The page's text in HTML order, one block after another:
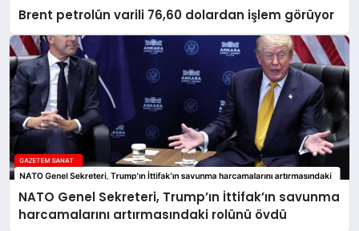
Brent petrolün varili 76,60 dolardan işlem görüyor
NATO Genel Sekreteri, Trump’ın İttifak’ın savunma
harcamalarını artırmasındaki rolünü övdü